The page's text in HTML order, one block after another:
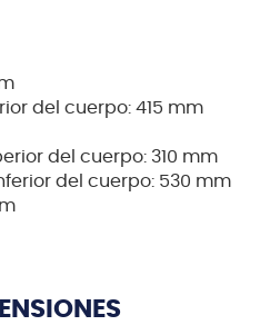
del cuerpo: 415 mm
del cuerpo: 310 mm
del cuerpo: 530 mm